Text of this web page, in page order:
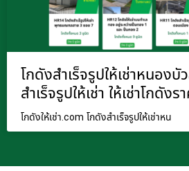
โกดังสำเร็จรูปให้เช่าหนองบั
สำเร็จรูปให้เช่า ให้เช่าโกดังร
โกดังให้เช่า.com โกดังสำเร็จรูปให้เช่าหน